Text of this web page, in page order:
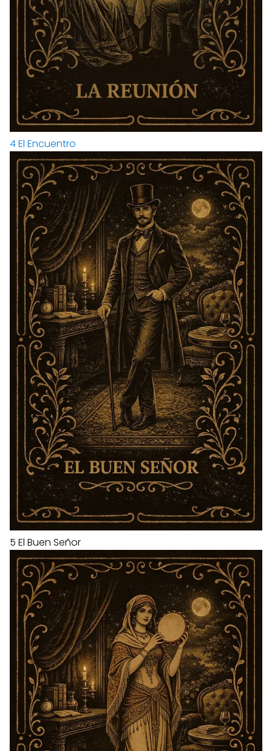
4El Encuentro
5 El Buen Señor